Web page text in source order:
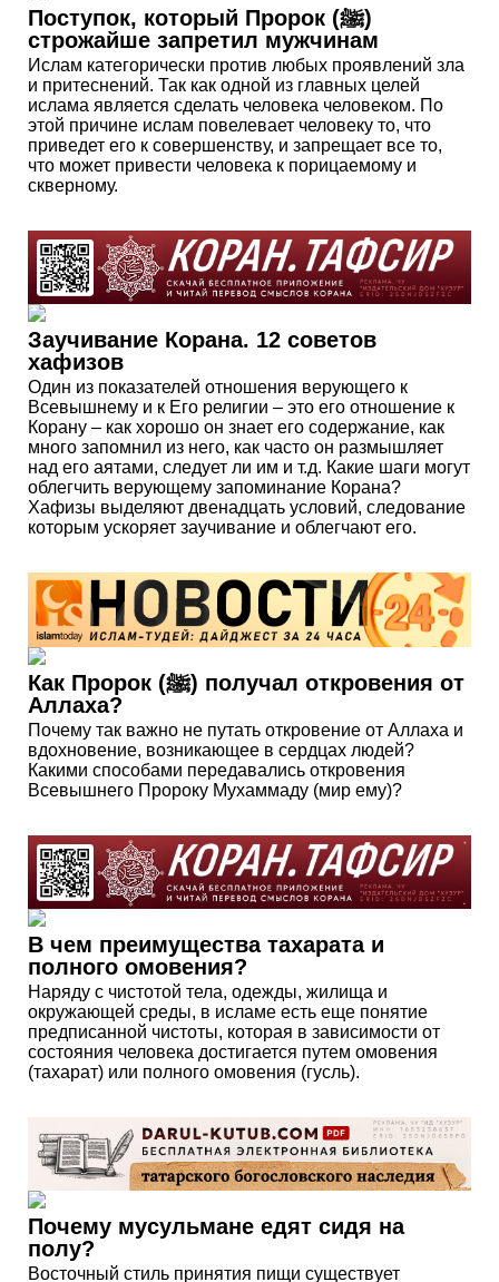
Поступок, который Пророк (ﷺ)
строжайше запретил мужчинам
Ислам категорически против любых проявлений зла
и притеснений. Так как одной из главных целей
ислама является сделать человека человеком. По
этой причине ислам повелевает человеку то, что
приведет его к совершенству, и запрещает все то,
что может привести человека к порицаемому и
скверному.
Заучивание Корана. 12 советов
хафизов
Один из показателей отношения верующего к
Всевышнему и к Его религии – это его отношение к
Корану – как хорошо он знает его содержание, как
много запомнил из него, как часто он размышляет
над его аятами, следует ли им и т.д. Какие шаги могут
облегчить верующему запоминание Корана?
Хафизы выделяют двенадцать условий, следование
которым ускоряет заучивание и облегчают его.
Как Пророк (ﷺ) получал откровения от
Аллаха?
Почему так важно не путать откровение от Аллаха и
вдохновение, возникающее в сердцах людей?
Какими способами передавались откровения
Всевышнего Пророку Мухаммаду (мир ему)?
В чем преимущества тахарата и
полного омовения?
Наряду с чистотой тела, одежды, жилища и
окружающей среды, в исламе есть еще понятие
предписанной чистоты, которая в зависимости от
состояния человека достигается путем омовения
(тахарат) или полного омовения (гусль).
Почему мусульмане едят сидя на
полу?
Восточный стиль принятия пищи существует